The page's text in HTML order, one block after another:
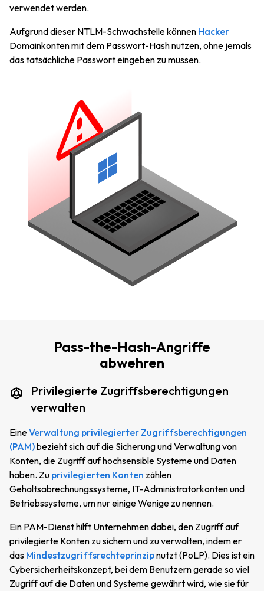
verwendet werden.
Aufgrund dieser NTLM-Schwachstelle können Hacker
Domainkonten mit dem Passwort-Hash nutzen, ohne jemals
das tatsächliche Passwort eingeben zu müssen.
Pass-the-Hash-Angriffe
abwehren
Privilegierte Zugriffsberechtigungen
verwalten
EineVerwaltung privilegierter Zugriffsberechtigungen
(PAM)bezieht sich auf die Sicherung und Verwaltung von
Konten, die Zugriff auf hochsensible Systeme und Daten
haben. Zu privilegierten Konten zählen
Gehaltsabrechnungssysteme, IT-Administratorkonten und
Betriebssysteme, um nur einige Wenige zu nennen.
Ein PAM-Dienst hilft Unternehmen dabei, den Zugriff auf
privilegierte Konten zu sichern und zu verwalten, indem er
das Mindestzugriffsrechteprinzipnutzt (PoLP). Dies ist ein
Cybersicherheitskonzept, bei dem Benutzern gerade so viel
Zugriff auf die Daten und Systeme gewährt wird, wie sie für